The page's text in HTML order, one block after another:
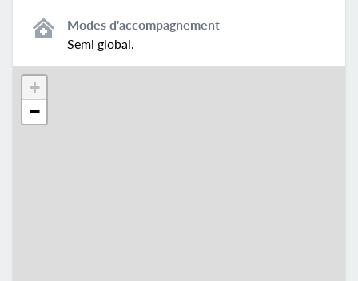
Modes d'accompagnement
Semi global.
+
−